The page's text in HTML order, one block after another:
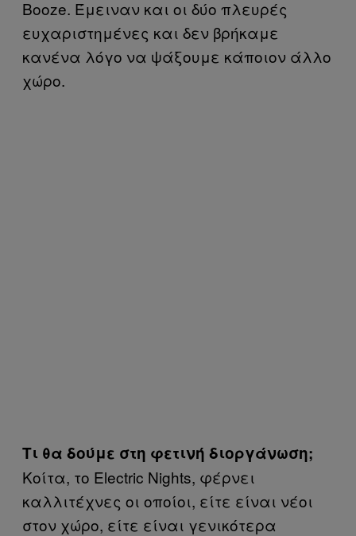
Booze. Έμειναν και οι δύο πλευρές
ευχαριστημένες και δεν βρήκαμε
κανένα λόγο να ψάξουμε κάποιον άλλο
χώρο.
Τι θα δούμε στη φετινή διοργάνωση;
Κοίτα, το Electric Nights, φέρνει
καλλιτέχνες οι οποίοι, είτε είναι νέοι
στον χώρο, είτε είναι γενικότερα